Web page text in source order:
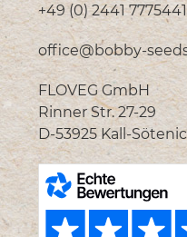
+49 (0) 2441 7775441
office@bobby-
FLOVEG GmbH
Rinner Str. 27-29
D-53925 Kall-